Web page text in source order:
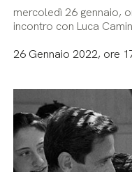
mercoledì 26 gennaio,
incontro con Luca
26 Gennaio 2022, ore